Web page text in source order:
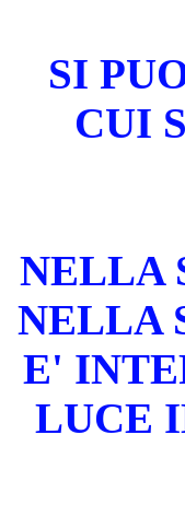
SI
CUI
NELLA
NELLA
E'
LUCE